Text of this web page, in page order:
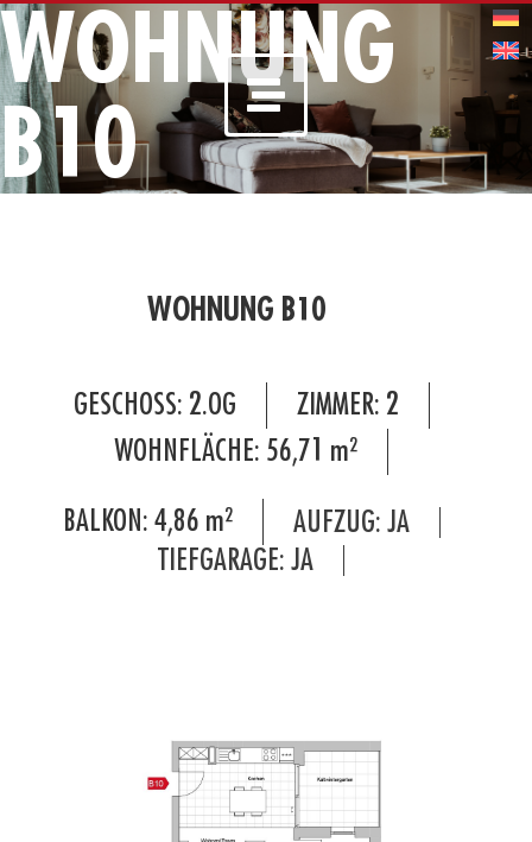
WOHNUNG
B10
WOHNUNG B10
GESCHOSS: 2.OG ZIMMER: 2
WOHNFLÄCHE: 56,71 m²
BALKON: 4,86 m²
AUFZUG: JA
TIEFGARAGE: JA